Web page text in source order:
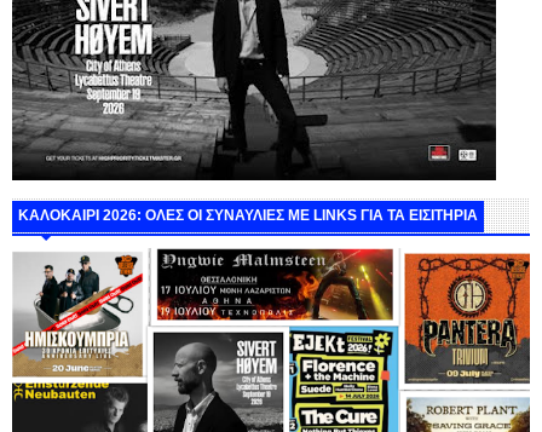
ΚΑΛΟΚΑΙΡΙ 2026: ΟΛΕΣ ΟΙ ΣΥΝΑΥΛΙΕΣ ΜΕ LINKS ΓΙΑ ΤΑ ΕΙΣΙΤΗΡΙΑ